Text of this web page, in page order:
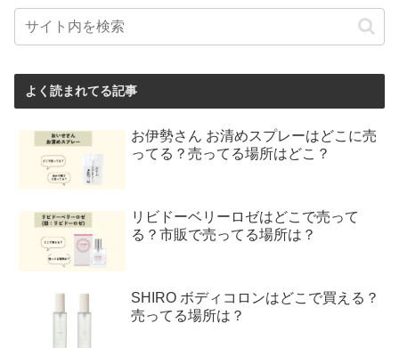
よく読まれてる記事
お伊勢さん お清めスプレーはどこに売
ってる？売ってる場所はどこ？
リビドーベリーロゼはどこで売って
る？市販で売ってる場所は？
SHIRO ボディコロンはどこで買える？
売ってる場所は？